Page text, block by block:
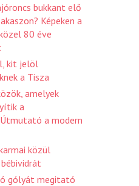
bukkant elő
Képeken a
80 éve
kit jelöl
a Tisza
amelyek
a
a modern
közül
gólyát megitató